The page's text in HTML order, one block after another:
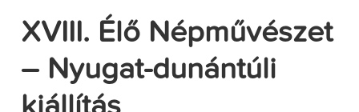
XVIII. Élő Népművészet
– Nyugat-dunántúli